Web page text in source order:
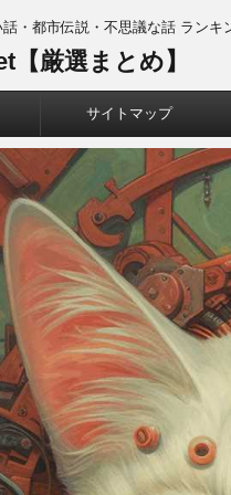
・都市伝説・不思議な話 ランキ
【厳選まとめ】
サイトマップ